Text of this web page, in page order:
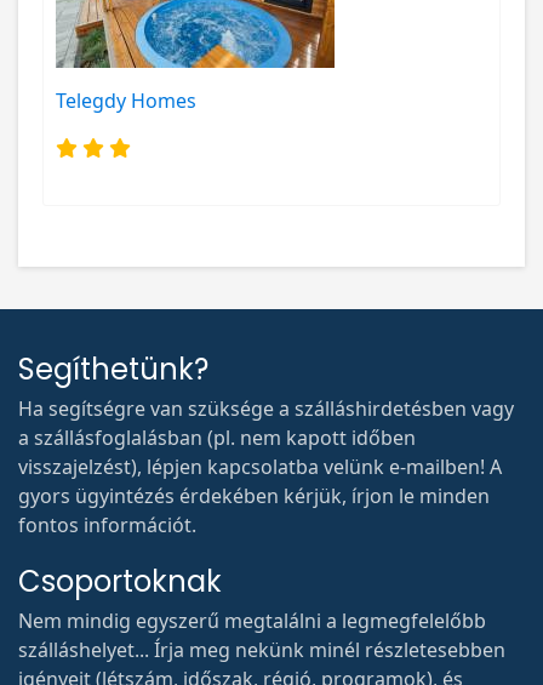
Telegdy Homes
Segíthetünk?
Ha segítségre van szüksége a szálláshirdetésben vagy
a szállásfoglalásban (pl. nem kapott időben
visszajelzést), lépjen kapcsolatba velünk e-mailben! A
gyors ügyintézés érdekében kérjük, írjon le minden
fontos információt.
Csoportoknak
Nem mindig egyszerű megtalálni a legmegfelelőbb
szálláshelyet... Írja meg nekünk minél részletesebben
igényeit (létszám, időszak, régió, programok), és